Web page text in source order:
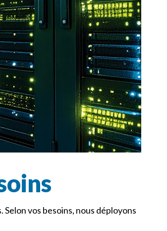
vos besoins, nous déployons